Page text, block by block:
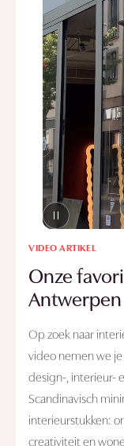
VIDEO ARTIKEL
Onze
Antwerpen
Op zoek naar
video nemen we
design-, interieur-
Scandinavisch
interieurstukken:
creativiteit en